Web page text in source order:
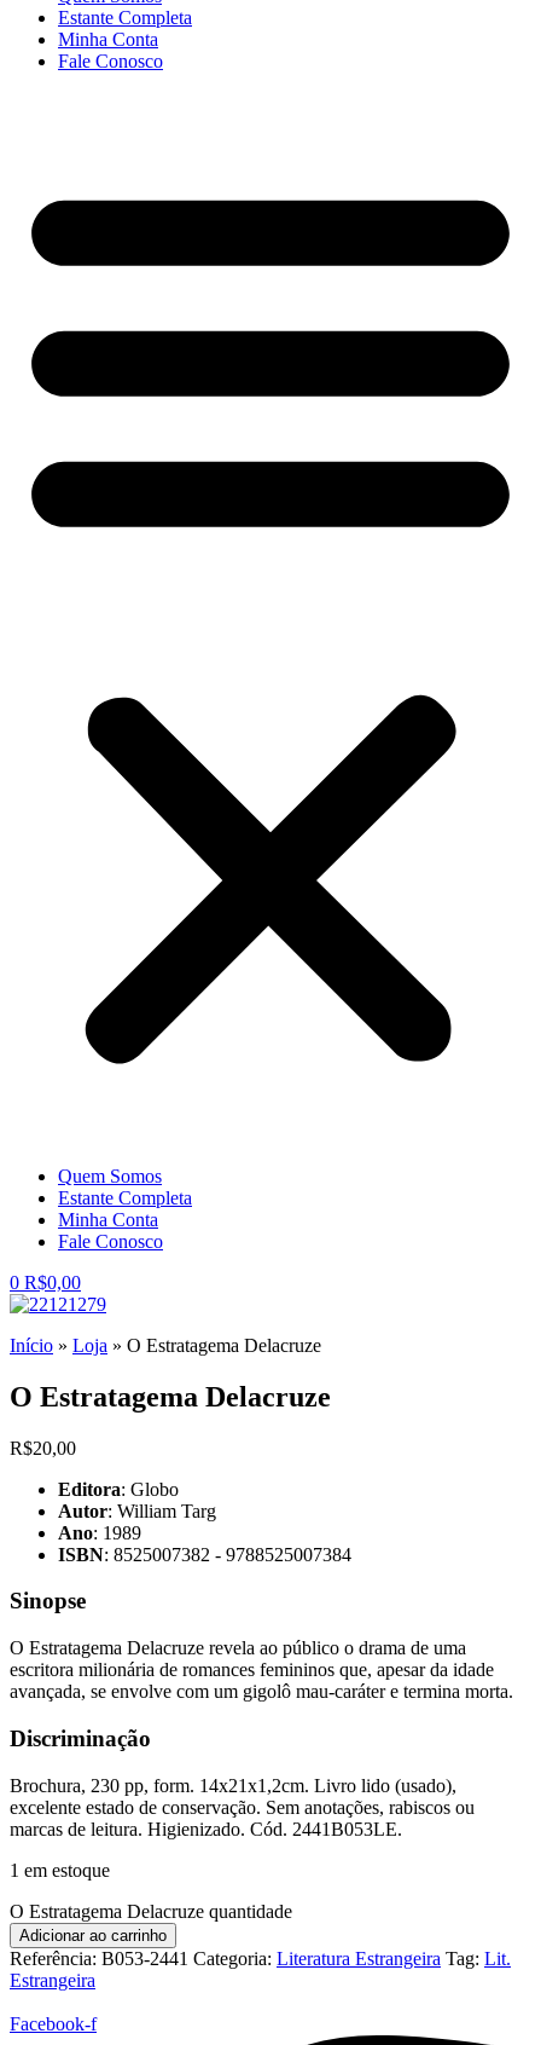
Estante Completa
Minha Conta
Fale Conosco
Quem Somos
Estante Completa
Minha Conta
Fale Conosco
0 R$0,00
Início » Loja » O Estratagema Delacruze
O Estratagema Delacruze
R$20,00
Editora: Globo
Autor: William Targ
Ano: 1989
ISBN: 8525007382 - 9788525007384
Sinopse
O Estratagema Delacruze revela ao público o drama de uma
escritora milionária de romances femininos que, apesar da idade
avançada, se envolve com um gigolô mau-caráter e termina morta.
Discriminação
Brochura, 230 pp, form. 14x21x1,2cm. Livro lido (usado),
excelente estado de conservação. Sem anotações, rabiscos ou
marcas de leitura. Higienizado. Cód. 2441B053LE.
1 em estoque
O Estratagema Delacruze quantidade
Adicionar ao carrinho
Referência: B053-2441 Categoria: Literatura Estrangeira Tag: Lit.
Estrangeira
Facebook-f